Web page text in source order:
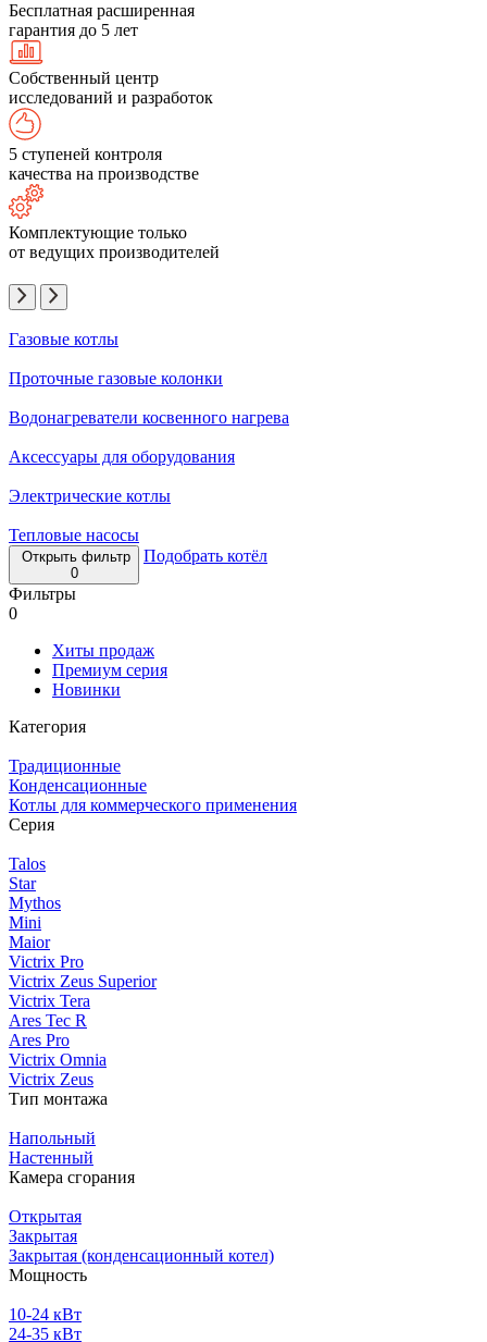
Бесплатная расширенная
гарантия до 5 лет
Собственный центр
исследований и разработок
5 ступеней контроля
качества на производстве
Комплектующие только
от ведущих производителей
Газовые котлы
Проточные газовые колонки
Водонагреватели косвенного нагрева
Аксессуары для оборудования
Электрические котлы
Тепловые насосы
Открыть фильтр
0
Подобрать котёл
Фильтры
0
Хиты продаж
Премиум серия
Новинки
Категория
Традиционные
Конденсационные
Котлы для коммерческого применения
Серия
Talos
Star
Mythos
Mini
Maior
Victrix Pro
Victrix Zeus Superior
Victrix Tera
Ares Tec R
Ares Pro
Victrix Omnia
Victrix Zeus
Тип монтажа
Напольный
Настенный
Камера сгорания
Открытая
Закрытая
Закрытая (конденсационный котел)
Мощность
10-24 кВт
24-35 кВт